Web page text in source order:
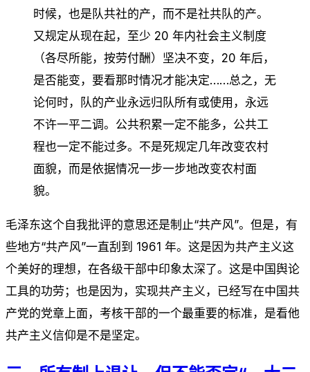
时候，也是队共社的产，而不是社共队的产。
又规定从现在起，至少 20 年内社会主义制度
（各尽所能，按劳付酬）坚决不变，20 年后，
是否能变，要看那时情况才能决定……总之，无
论何时，队的产业永远归队所有或使用，永远
不许一平二调。公共积累一定不能多，公共工
程也一定不能过多。不是死规定几年改变农村
面貌，而是依据情况一步一步地改变农村面
貌。
毛泽东这个自我批评的意思还是制止“共产风”。但是，有
些地方“共产风”一直刮到 1961 年。这是因为共产主义这
个美好的理想，在各级干部中印象太深了。这是中国舆论
工具的功劳；也是因为，实现共产主义，已经写在中国共
产党的党章上面，考核干部的一个最重要的标准，是看他
共产主义信仰是不是坚定。